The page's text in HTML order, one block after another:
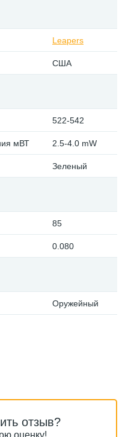
Leapers
США
522-542
мВТ 2.5-4.0 mW
Зеленый
85
0.080
Оружейный
отзыв?
оценку!